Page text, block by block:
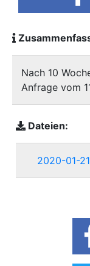
Nach 10
Anfrage vom
Dateien:
2020-01-